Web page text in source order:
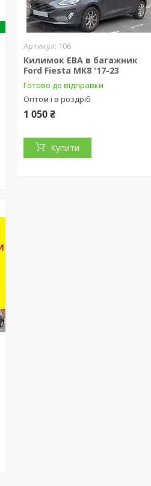
106
Килимок ЕВА в багажник
Ford Fiesta МК8 '17-23
Готово до відправки
Оптом і в роздріб
1 050 ₴
Купити